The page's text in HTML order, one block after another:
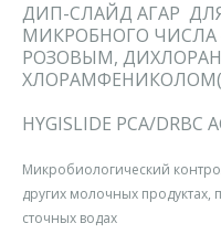
ДИП-СЛАЙД АГАР
МИКРОБНОГО ЧИСЛА
РОЗОВЫМ,
HYGISLIDE PCA/DRBC
Микробиологический
других молочных продуктах,
сточных водах